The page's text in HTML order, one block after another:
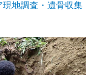
地調査・遺骨収集